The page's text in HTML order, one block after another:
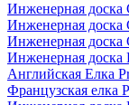
Инженерная доска
Инженерная доска
Инженерная доска
Инженерная доска
Английская Елка
Французская елка